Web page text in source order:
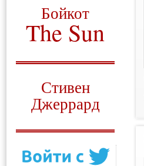
Бойкот
The Sun
Стивен
Джеррард